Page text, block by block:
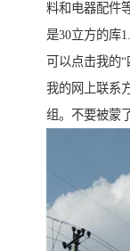
料和电器配件
是30立方的库
可以点击我的
我的网上联系
组。不要被蒙了